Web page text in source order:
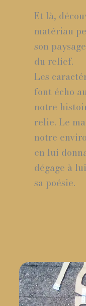
Et là,
matériau
son
du relief.
Les
font écho
notre
relie. Le
notre
en lui
dégage à
sa poésie.